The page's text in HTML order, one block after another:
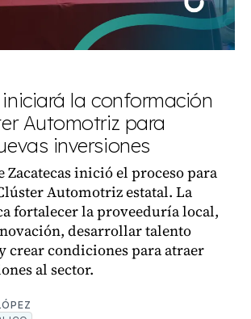
la conformación
Automotriz para
inversiones
Zacatecas inició el proceso para
Automotriz estatal. La
fortalecer la proveeduría local,
desarrollar talento
crear condiciones para atraer
al sector.